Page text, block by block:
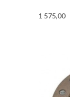
1 575,00